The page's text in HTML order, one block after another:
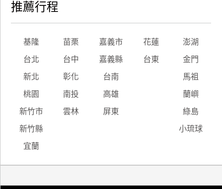
推薦行程
基隆 苗栗 嘉義市 花蓮 澎湖
台北 台中 嘉義縣 台東 金門
新北 彰化 台南 馬祖
桃園 南投 高雄 蘭嶼
新竹市 雲林 屏東 綠島
新竹縣 小琉球
宜蘭